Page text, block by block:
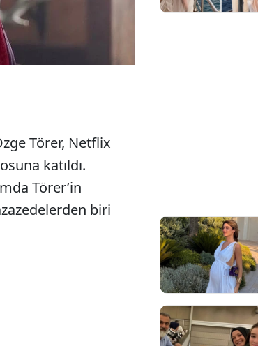
Törer, Netflix
katıldı.
Törer’in
biri